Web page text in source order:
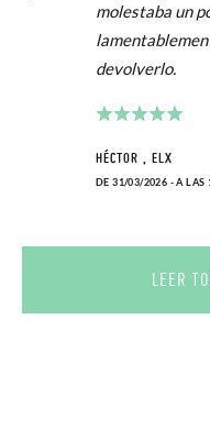
molestaba un
devolverlo.
HÉCTOR , ELX
DE 31/03/2026 - A LAS
LEER